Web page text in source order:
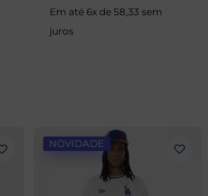
Em até 6x de 58,33 sem
juros
NOVIDADE